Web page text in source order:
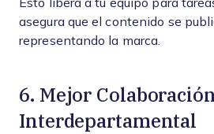
Esto libera a tu equipo para
asegura que el contenido se
representando la marca.
6. Mejor
Interdepartamental